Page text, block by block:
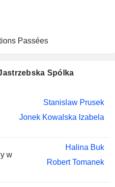
Passées
Spólka
Stanislaw Prusek
Jonek Kowalska Izabela
w
Halina Buk
Robert Tomanek